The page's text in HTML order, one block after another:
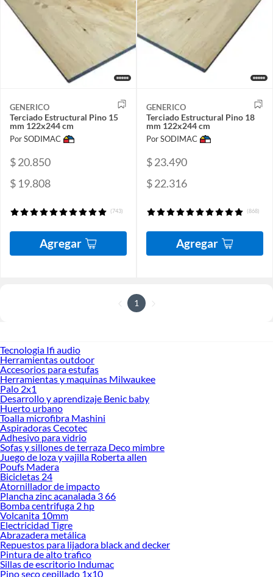
GENERICO
Terciado Estructural Pino 15
mm 122x244 cm
Por SODIMAC
$ 20.850
$ 19.808
(743)
Agregar
GENERICO
Terciado Estructural Pino 18
mm 122x244 cm
Por SODIMAC
$ 23.490
$ 22.316
(868)
Agregar
1
Tecnologia Ifi audio
Herramientas outdoor
Accesorios para estufas
Herramientas y maquinas Milwaukee
Palo 2x1
Desarrollo y aprendizaje Benic baby
Huerto urbano
Toalla microfibra Mashini
Aspiradoras Cecotec
Adhesivo para vidrio
Sofas y sillones de terraza Deco mimbre
Juego de loza y vajilla Roberta allen
Poufs Madera
Bicicletas 24
Atornillador de impacto
Plancha zinc acanalada 3 66
Bomba centrifuga 2 hp
Volcanita 10mm
Electricidad Tigre
Abrazadera metálica
Repuestos para lijadora black and decker
Pintura de alto trafico
Sillas de escritorio Indumac
Pino seco cepillado 1x10